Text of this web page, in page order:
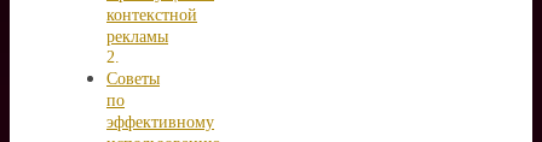
контекстной
рекламы
Советы
по
эффективному